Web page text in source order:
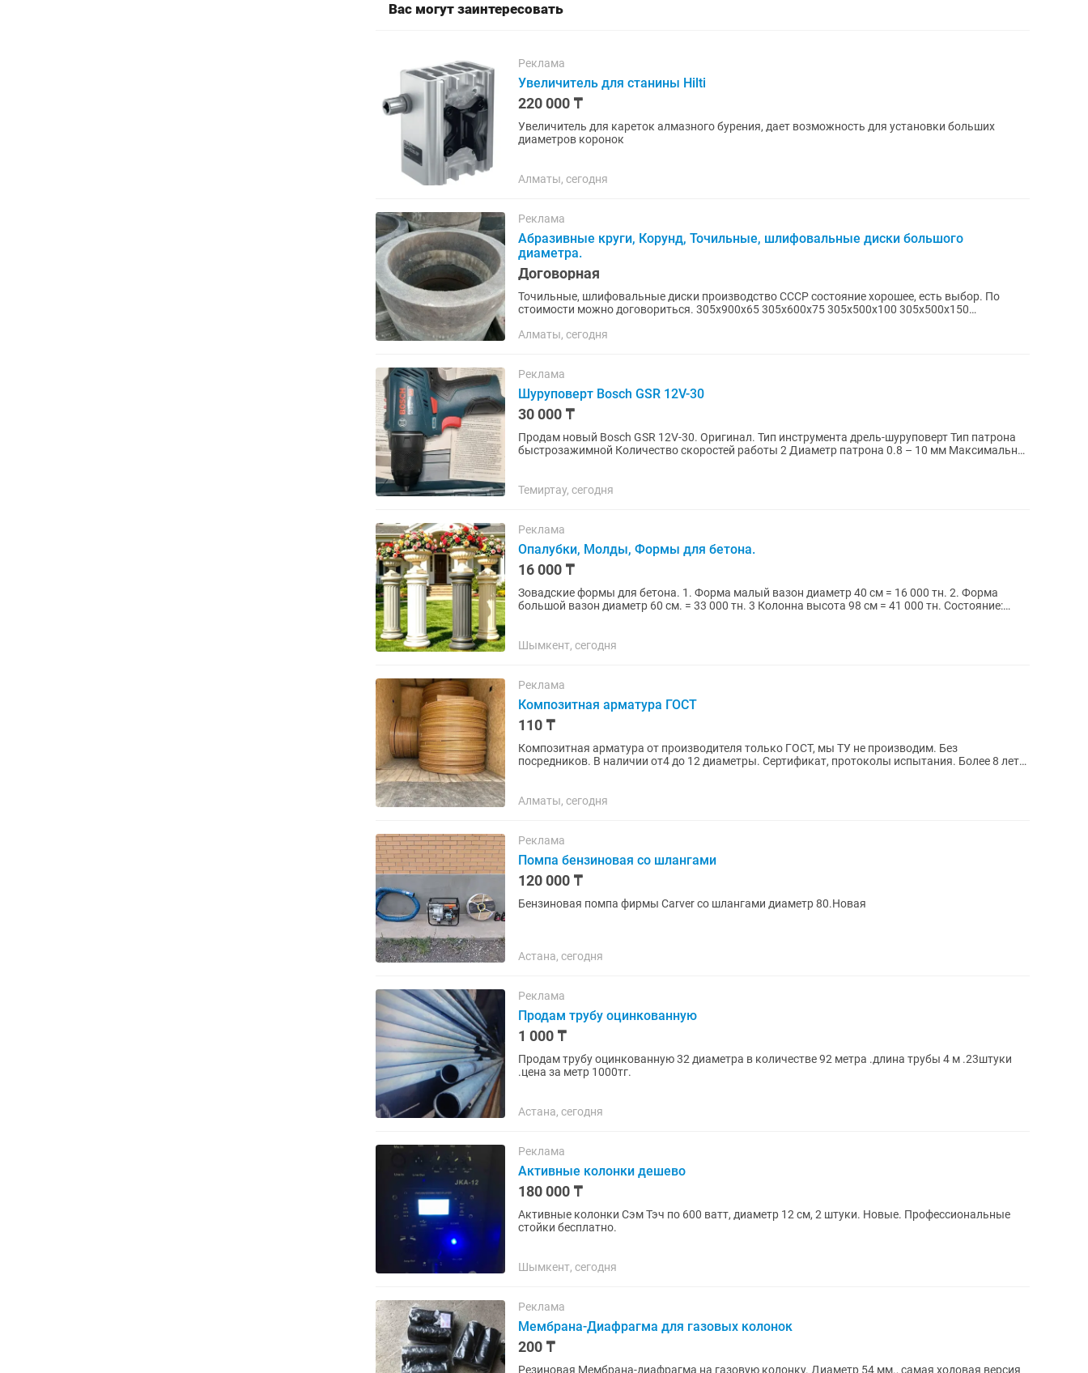
Вас могут заинтересовать
Реклама
Увеличитель для станины Hilti
220 000 ₸
Увеличитель для кареток алмазного бурения, дает возможность для установки больших
диаметров коронок
Алматы, сегодня
Реклама
Абразивные круги, Корунд, Точильные, шлифовальные диски большого
диаметра.
Договорная
Точильные, шлифовальные диски производство СССР состояние хорошее, есть выбор. По
стоимости можно договориться. 305х900х65 305х600х75 305х500х100 305х500х150
Алматы, сегодня
Реклама
Шуруповерт Bosch GSR 12V-30
30 000 ₸
Продам новый Bosch GSR 12V-30. Оригинал. Тип инструмента дрель-шуруповерт Тип патрона
быстрозажимной Количество скоростей работы 2 Диаметр патрона 0.8 – 10 мм Максимальное
Темиртау, сегодня
Реклама
Опалубки, Молды, Формы для бетона.
16 000 ₸
Зовадские формы для бетона. 1. Форма малый вазон диаметр 40 см = 16 000 тн. 2. Форма
большой вазон диаметр 60 см. = 33 000 тн. 3 Колонна высота 98 см = 41 000 тн. Состояние:
Шымкент, сегодня
Реклама
Композитная арматура ГОСТ
110 ₸
Композитная арматура от производителя только ГОСТ, мы ТУ не производим. Без
посредников. В наличии от4 до 12 диаметры. Сертификат, протоколы испытания. Более 8 лет
Алматы, сегодня
Реклама
Помпа бензиновая со шлангами
120 000 ₸
Бензиновая помпа фирмы Carver со шлангами диаметр 80.Новая
Астана, сегодня
Реклама
Продам трубу оцинкованную
1 000 ₸
Продам трубу оцинкованную 32 диаметра в количестве 92 метра .длина трубы 4 м .23штуки
.цена за метр 1000тг.
Астана, сегодня
Реклама
Активные колонки дешево
180 000 ₸
Активные колонки Сэм Тэч по 600 ватт, диаметр 12 см, 2 штуки. Новые. Профессиональные
стойки бесплатно.
Шымкент, сегодня
Реклама
Мембрана-Диафрагма для газовых колонок
200 ₸
Резиновая Мембрана-диафрагма на газовую колонку. Диаметр 54 мм., самая ходовая версия